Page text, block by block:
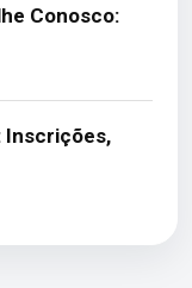
Conosco:
Inscrições,